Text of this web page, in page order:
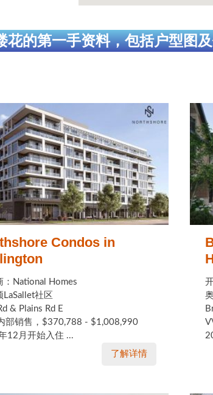
花的第一手资料，包括户型图
Condos in
：National Homes
LaSallet社区
& Plains Rd E
部销售，$370,788 - $1,008,990
12月开始入住 ...
了解详情